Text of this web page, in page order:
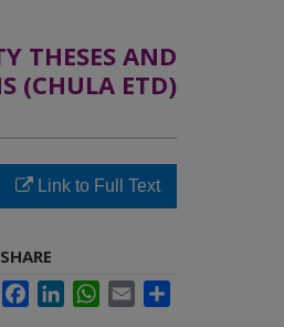
THESES AND
(CHULA ETD)
Link to Full Text
SHARE
FacebookLinkedInWhatsApp
Email